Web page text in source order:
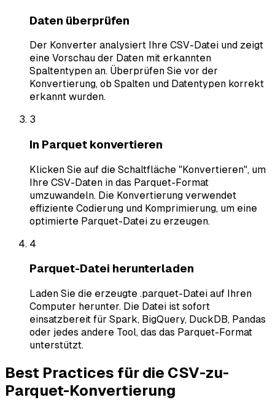
Daten überprüfen
Der Konverter analysiert Ihre CSV-Datei und zeigt
eine Vorschau der Daten mit erkannten
Spaltentypen an. Überprüfen Sie vor der
Konvertierung, ob Spalten und Datentypen korrekt
erkannt wurden.
3
In Parquet konvertieren
Klicken Sie auf die Schaltfläche "Konvertieren", um
Ihre CSV-Daten in das Parquet-Format
umzuwandeln. Die Konvertierung verwendet
effiziente Codierung und Komprimierung, um eine
optimierte Parquet-Datei zu erzeugen.
4
Parquet-Datei herunterladen
Laden Sie die erzeugte .parquet-Datei auf Ihren
Computer herunter. Die Datei ist sofort
einsatzbereit für Spark, BigQuery, DuckDB, Pandas
oder jedes andere Tool, das das Parquet-Format
unterstützt.
Best Practices für die CSV-zu-
Parquet-Konvertierung